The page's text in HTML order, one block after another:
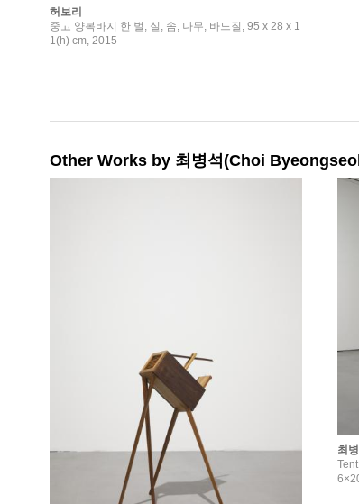
허보리
중고 양복바지 한 벌, 실, 솜, 나무, 바느질, 95 x 28 x 1
1(h) cm, 2015
Other Works by 최병석(Choi
최